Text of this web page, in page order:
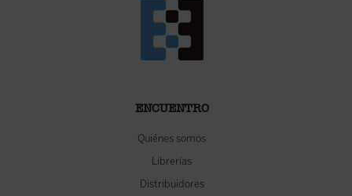
ENCUENTRO
Quiénes somos
Librerías
Distribuidores